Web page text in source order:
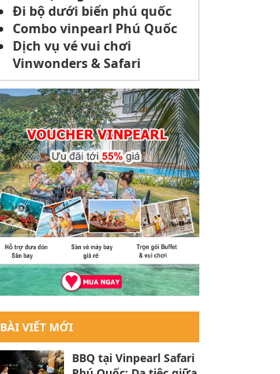
Đi bộ dưới biển phú quốc
Combo vinpearl Phú Quốc
Dịch vụ vé vui chơi
Vinwonders & Safari
BÀI VIẾT MỚI
BBQ tại Vinpearl Safari